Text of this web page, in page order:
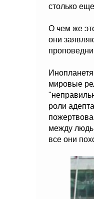
столько
О чем же
они
мировые
роли
между
все они